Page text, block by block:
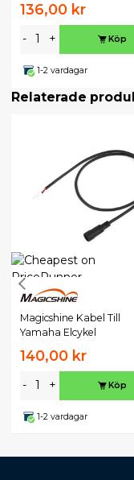
136,00 kr
- + Köp
1-2 vardagar
Relaterade
Magicshine Kabel Till
Yamaha Elcykel
140,00 kr
- + Köp
1-2 vardagar